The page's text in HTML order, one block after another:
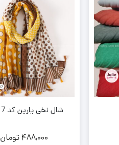
شال نخی یارین کد 17017
488,000 تومان